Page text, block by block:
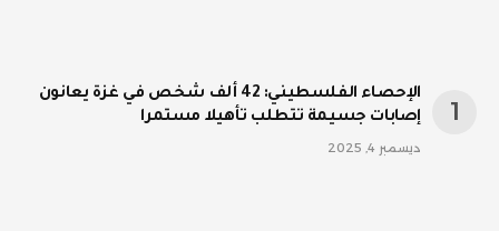
الإحصاء الفلسطيني: 42 ألف شخص في غزة يعانون
إصابات جسيمة تتطلب تأهيلا مستمرا
ديسمبر 4, 2025